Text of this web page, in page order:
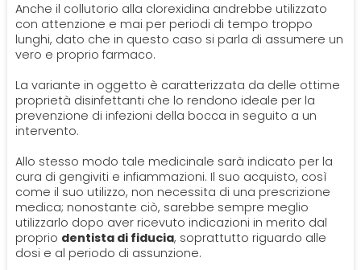
Anche il collutorio alla clorexidina andrebbe utilizzato
con attenzione e mai per periodi di tempo troppo
lunghi, dato che in questo caso si parla di assumere un
vero e proprio farmaco.
La variante in oggetto è caratterizzata da delle ottime
proprietà disinfettanti che lo rendono ideale per la
prevenzione di infezioni della bocca in seguito a un
intervento.
Allo stesso modo tale medicinale sarà indicato per la
cura di gengiviti e infiammazioni. Il suo acquisto, così
come il suo utilizzo, non necessita di una prescrizione
medica; nonostante ciò, sarebbe sempre meglio
utilizzarlo dopo aver ricevuto indicazioni in merito dal
proprio dentista di fiducia, soprattutto riguardo alle
dosi e al periodo di assunzione.